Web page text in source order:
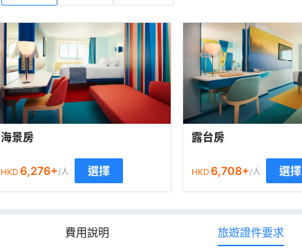
海景房
HKD 6,276+/人 選擇
露台房
HKD 6,708+/人 選擇
費用說明 旅遊證件要求